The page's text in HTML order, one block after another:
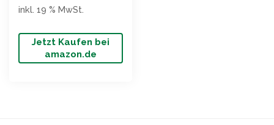
Jetzt Kaufen bei
amazon.de
inkl. 19 % MwSt.